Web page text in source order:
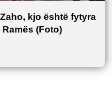
kjo është fytyra
(Foto)